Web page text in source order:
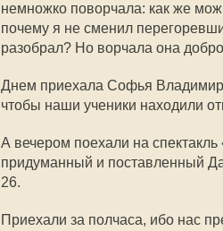
немножко поворчала: как же
почему я не сменил
разобрал? Но ворчала она
Днем приехала Софья
чтобы наши ученики находили
А вечером поехали на
придуманный и поставленный
26.
Приехали за полчаса, ибо нас